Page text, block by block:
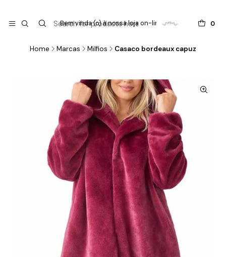
0
Bem vinda (o) à nossa loja on-line !
Home Marcas Milfios Casaco bordeaux capuz